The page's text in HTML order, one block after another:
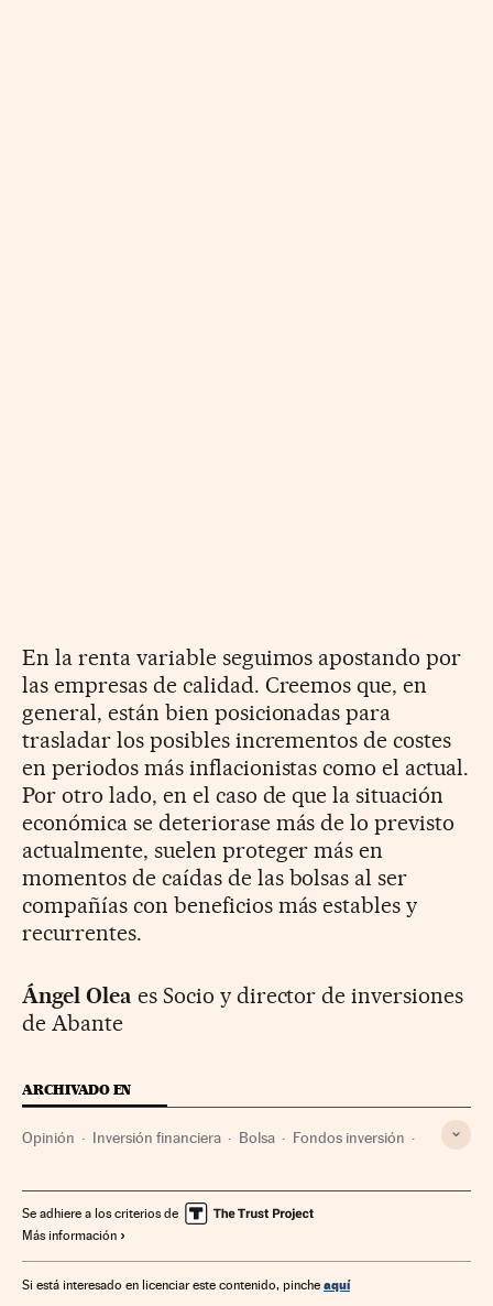
En la renta variable seguimos apostando por
las empresas de calidad. Creemos que, en
general, están bien posicionadas para
trasladar los posibles incrementos de costes
en periodos más inflacionistas como el actual.
Por otro lado, en el caso de que la situación
económica se deteriorase más de lo previsto
actualmente, suelen proteger más en
momentos de caídas de las bolsas al ser
compañías con beneficios más estables y
recurrentes.
Ángel Olea es Socio y director de inversiones
de Abante
ARCHIVADO EN
Opinión Inversión financiera Bolsa Fondos inversión
Se adhiere a los criterios de
Más información
Si está interesado en licenciar este contenido, pinche aquí